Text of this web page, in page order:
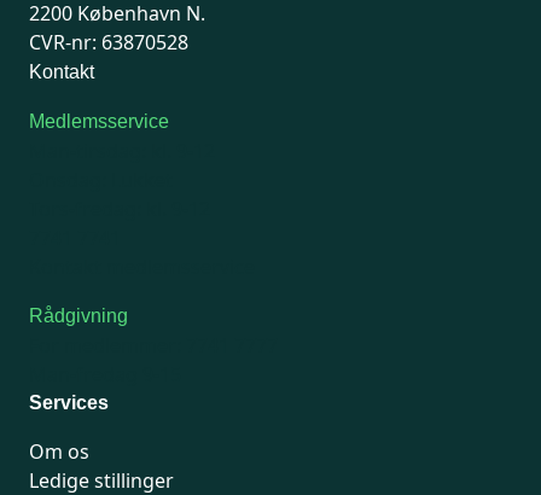
2200 København N.
CVR-nr: 63870528
Kontakt
Medlemsservice
Rådgivning
Services
Om os
Ledige stillinger